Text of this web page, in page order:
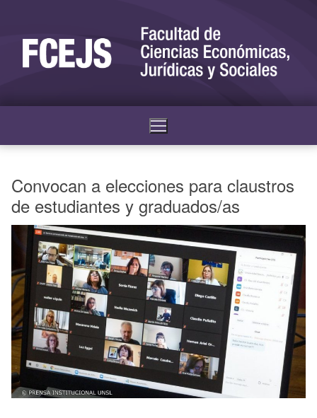
Convocan a elecciones para claustros
de estudiantes y graduados/as